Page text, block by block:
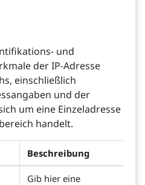
und
der IP-Adresse
einschließlich
und der
um eine Einzeladresse
handelt.
Beschreibung
Gib hier eine